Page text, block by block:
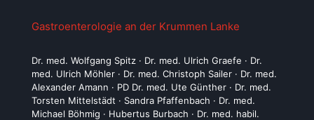
Gastroenterologie an der Krummen Lanke
Dr. med. Wolfgang Spitz · Dr. med. Ulrich Graefe · Dr.
med. Ulrich Möhler · Dr. med. Christoph Sailer · Dr. med.
Alexander Amann · PD Dr. med. Ute Günther · Dr. med.
Torsten Mittelstädt · Sandra Pfaffenbach · Dr. med.
Michael Böhmig · Hubertus Burbach · Dr. med. habil.